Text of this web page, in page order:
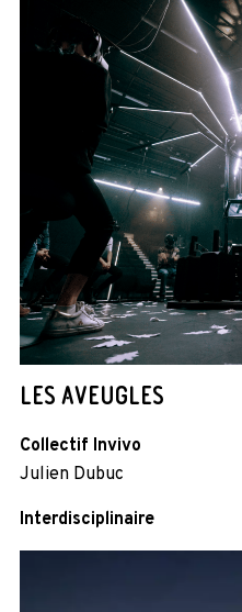
LES AVEUGLES
Collectif Invivo
Julien Dubuc
Interdisciplinaire